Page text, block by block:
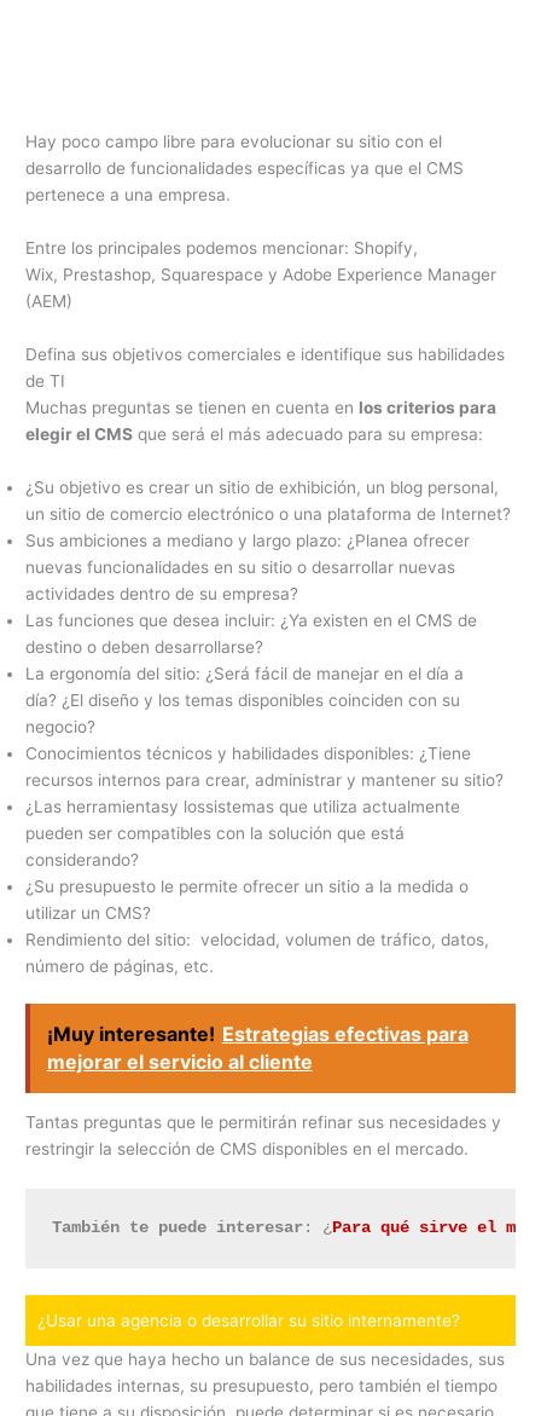
Hay poco campo libre para evolucionar su sitio con el
desarrollo de funcionalidades específicas ya que el CMS
pertenece a una empresa.
Entre los principales podemos mencionar: Shopify,
Wix, Prestashop, Squarespace y Adobe Experience Manager
(AEM)
Defina sus objetivos comerciales e identifique sus habilidades
de TI
Muchas preguntas se tienen en cuenta en los criterios para
elegir el CMS que será el más adecuado para su empresa:
¿Su objetivo es crear un sitio de exhibición, un blog personal,
un sitio de comercio electrónico o una plataforma de Internet?
Sus ambiciones a mediano y largo plazo: ¿Planea ofrecer
nuevas funcionalidades en su sitio o desarrollar nuevas
actividades dentro de su empresa?
Las funciones que desea incluir: ¿Ya existen en el CMS de
destino o deben desarrollarse?
La ergonomía del sitio: ¿Será fácil de manejar en el día a
día? ¿El diseño y los temas disponibles coinciden con su
negocio?
Conocimientos técnicos y habilidades disponibles: ¿Tiene
recursos internos para crear, administrar y mantener su sitio?
¿Las herramientasy lossistemas que utiliza actualmente
pueden ser compatibles con la solución que está
considerando?
¿Su presupuesto le permite ofrecer un sitio a la medida o
utilizar un CMS?
Rendimiento del sitio: velocidad, volumen de tráfico, datos,
número de páginas, etc.
¡Muy interesante! Estrategias efectivas para
mejorar el servicio al cliente
Tantas preguntas que le permitirán refinar sus necesidades y
restringir la selección de CMS disponibles en el mercado.
También te puede interesar: ¿Para qué sirve el
¿Usar una agencia o desarrollar su sitio internamente?
Una vez que haya hecho un balance de sus necesidades, sus
habilidades internas, su presupuesto, pero también el tiempo
que tiene a su disposición, puede determinar si es necesario